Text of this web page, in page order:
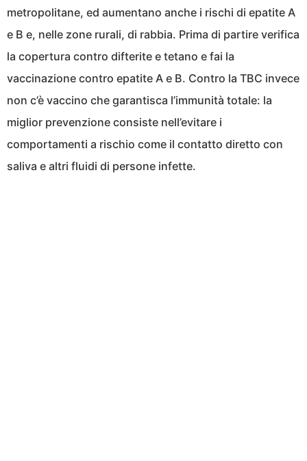
metropolitane, ed aumentano anche i rischi di epatite A
e B e, nelle zone rurali, di rabbia. Prima di partire verifica
la copertura contro difterite e tetano e fai la
vaccinazione contro epatite A e B. Contro la TBC invece
non c’è vaccino che garantisca l’immunità totale: la
miglior prevenzione consiste nell’evitare i
comportamenti a rischio come il contatto diretto con
saliva e altri fluidi di persone infette.